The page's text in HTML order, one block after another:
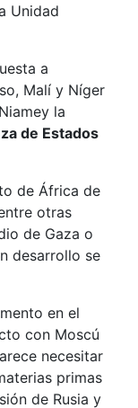
Unidad
a
Malí y Níger
la
de Estados
de África de
otras
de Gaza o
desarrollo se
en el
con Moscú
necesitar
primas
de Rusia y